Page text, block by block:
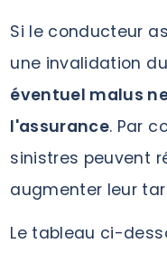
Si le conducteur
une invalidation
éventuel malus
l'assurance. Par
sinistres peuvent
augmenter leur
Le tableau ci-